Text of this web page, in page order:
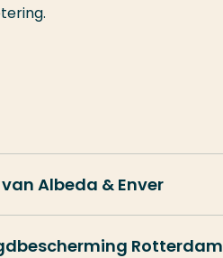
Albeda & Enver
Rotterdam